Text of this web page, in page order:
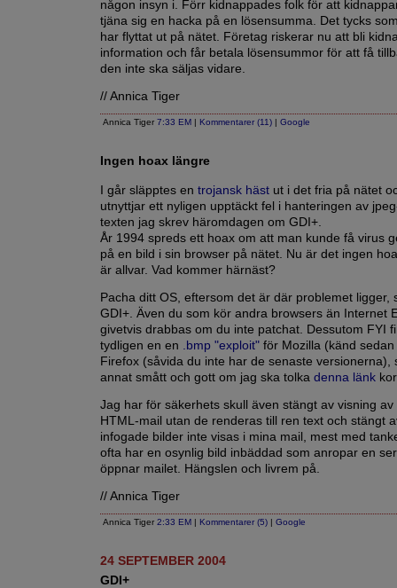
någon insyn i. Förr kidnappades folk för att
tjäna sig en hacka på en lösensumma. Det tycks
har flyttat ut på nätet. Företag riskerar nu att bli
information och får betala lösensummor för att få
den inte ska säljas vidare.
// Annica Tiger
Annica Tiger 7:33 EM | Kommentarer (11) | Google
Ingen hoax längre
I går släpptes en trojansk häst ut i det fria på nätet
utnyttjar ett nyligen upptäckt fel i hanteringen av
texten jag skrev häromdagen om GDI+.
År 1994 spreds ett hoax om att man kunde få virus
på en bild i sin browser på nätet. Nu är det ingen
är allvar. Vad kommer härnäst?
Pacha ditt OS, eftersom det är där problemet ligger,
GDI+. Även du som kör andra browsers än Internet
givetvis drabbas om du inte patchat. Dessutom FYI
tydligen en en .bmp "exploit" för Mozilla (känd
Firefox (såvida du inte har de senaste versionerna),
annat smått och gott om jag ska tolka denna länk
Jag har för säkerhets skull även stängt av visning
HTML-mail utan de renderas till ren text och stängt
infogade bilder inte visas i mina mail, mest med
ofta har en osynlig bild inbäddad som anropar en
öppnar mailet. Hängslen och livrem på.
// Annica Tiger
Annica Tiger 2:33 EM | Kommentarer (5) | Google
24 SEPTEMBER 2004
GDI+